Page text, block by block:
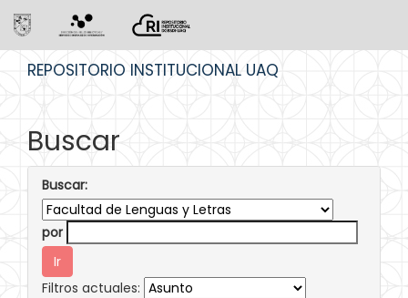
REPOSITORIO INSTITUCIONAL UAQ
Buscar
Buscar:
por
Filtros actuales: